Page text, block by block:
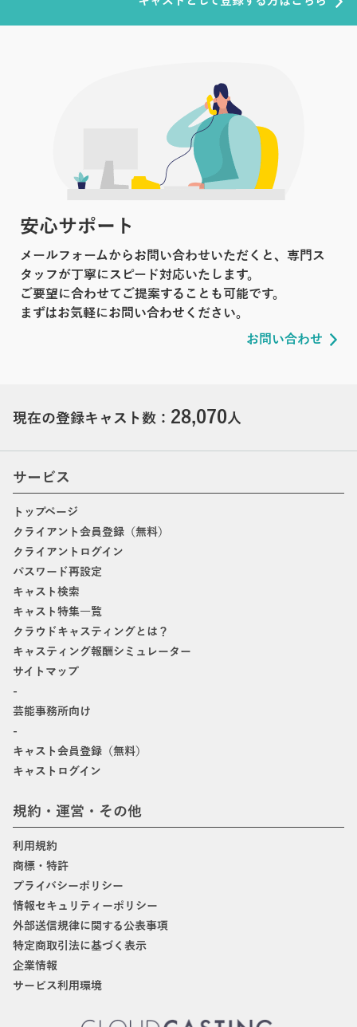
安心サポート
メールフォームからお問い合わせいただくと、専門ス
タッフが丁寧にスピード対応いたします。
ご要望に合わせてご提案することも可能です。
まずはお気軽にお問い合わせください。
お問い合わせ
現在の登録キャスト数： 28,070人
サービス
トップページ
クライアント会員登録（無料）
クライアントログイン
パスワード再設定
キャスト検索
キャスト特集一覧
クラウドキャスティングとは？
キャスティング報酬シミュレーター
サイトマップ
-
芸能事務所向け
-
キャスト会員登録（無料）
キャストログイン
規約・運営・その他
利用規約
商標・特許
プライバシーポリシー
情報セキュリティーポリシー
外部送信規律に関する公表事項
特定商取引法に基づく表示
企業情報
サービス利用環境